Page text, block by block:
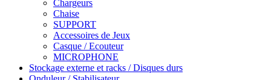
Chargeurs
Chaise
SUPPORT
Accessoires de Jeux
Casque / Ecouteur
MICROPHONE
Stockage externe et racks / Disques durs